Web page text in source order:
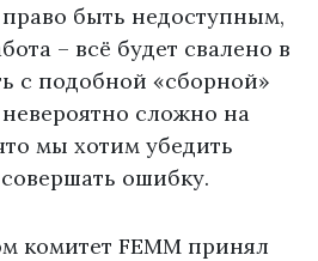
быть недоступным,
– всё будет свалено в
с подобной «сборной»
сложно на
мы хотим убедить
ошибку.
комитет FEMM принял